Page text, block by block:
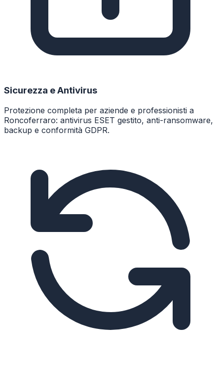
Sicurezza e Antivirus
Protezione completa per aziende e professionisti a
Roncoferraro: antivirus ESET gestito, anti-ransomware,
backup e conformità GDPR.